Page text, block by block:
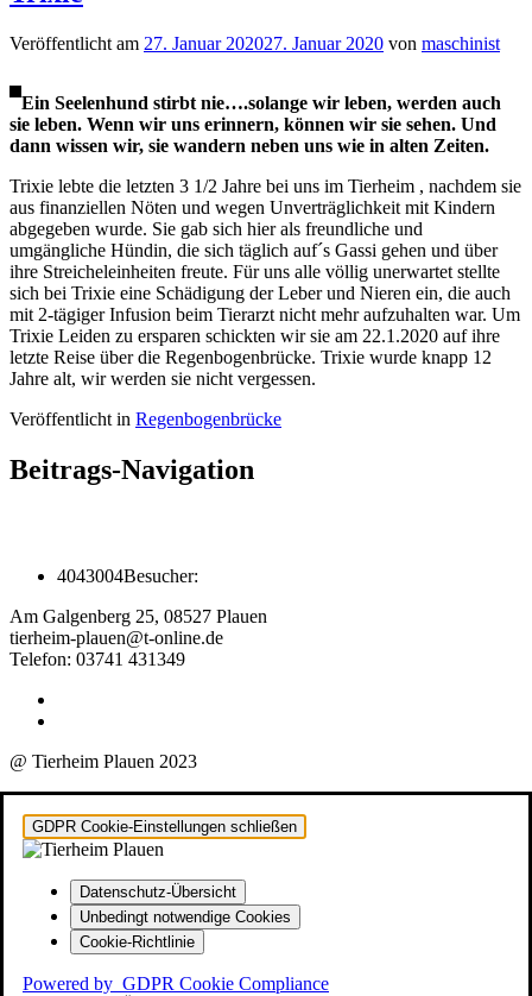
Veröffentlicht am 27. Januar 202027. Januar 2020 von maschinist
Ein Seelenhund stirbt nie….solange wir leben, werden auch
sie leben. Wenn wir uns erinnern, können wir sie sehen. Und
dann wissen wir, sie wandern neben uns wie in alten Zeiten.
Trixie lebte die letzten 3 1/2 Jahre bei uns im Tierheim , nachdem sie
aus finanziellen Nöten und wegen Unverträglichkeit mit Kindern
abgegeben wurde. Sie gab sich hier als freundliche und
umgängliche Hündin, die sich täglich auf´s Gassi gehen und über
ihre Streicheleinheiten freute. Für uns alle völlig unerwartet stellte
sich bei Trixie eine Schädigung der Leber und Nieren ein, die auch
mit 2-tägiger Infusion beim Tierarzt nicht mehr aufzuhalten war. Um
Trixie Leiden zu ersparen schickten wir sie am 22.1.2020 auf ihre
letzte Reise über die Regenbogenbrücke. Trixie wurde knapp 12
Jahre alt, wir werden sie nicht vergessen.
Veröffentlicht in Regenbogenbrücke
Beitrags-Navigation
4043004Besucher:
Am Galgenberg 25, 08527 Plauen
tierheim-plauen@t-online.de
Telefon: 03741 431349
@ Tierheim Plauen 2023
GDPR Cookie-Einstellungen schließen
Datenschutz-Übersicht
Unbedingt notwendige Cookies
Cookie-Richtlinie
Powered by GDPR Cookie Compliance